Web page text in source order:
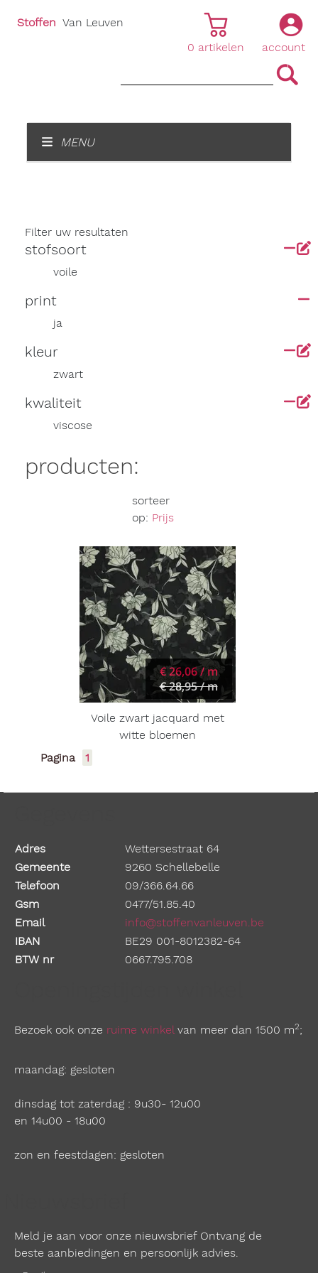
account
|
0 artikelen
Stoffen Van Leuven
MENU
Filter uw resultaten
stofsoort
voile
print
ja
kleur
zwart
kwaliteit
viscose
producten:
sorteer
op: Prijs
€ 26,06 / m
€ 28,95 / m
Voile zwart jacquard met
witte bloemen
Pagina
1
Adres
Wettersestraat 64
Gemeente
9260 Schellebelle
Telefoon
09/366.64.66
Gsm
0477/51.85.40
Email
info@stoffenvanleuven.be
IBAN
BE29 001-8012382-64
BTW nr
0667.795.708
Bezoek ook onze ruime winkelvan meer dan 1500 m2;
maandag: gesloten
dinsdag tot zaterdag : 9u30- 12u00
en 14u00 - 18u00
zon en feestdagen: gesloten
Meld je aan voor onze nieuwsbrief Ontvang de
beste aanbiedingen en persoonlijk advies.